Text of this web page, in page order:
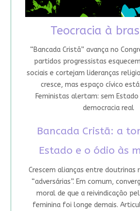
Teocracia à
“Bancada Cristã” avança no
partidos progressistas
sociais e cortejam lideranças
cresce, mas espaço cívico
Feministas alertam: sem
democracia real
Bancada Cristã: a
Estado e o ódio às
Crescem alianças entre doutrinas
“adversárias”. Em comum,
moral de que a reivindicação
feminina foi longe demais.